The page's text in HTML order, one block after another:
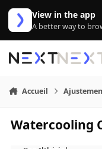
Aller au contenu
View in the app
A better way to
Accueil
Watercooling